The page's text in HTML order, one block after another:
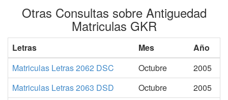
Otras Consultas sobre Antiguedad
Matriculas GKR
Letras Mes
Año
Matriculas Letras 2062 DSC
Octubre
2005
Matriculas Letras 2063 DSD
Octubre
2005